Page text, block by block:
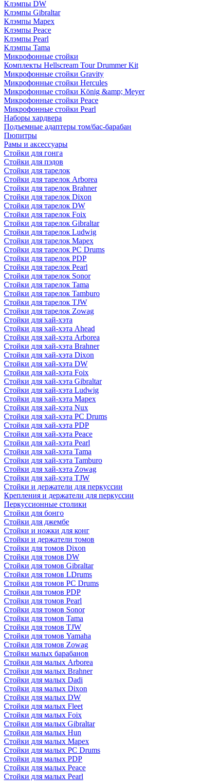
Клэмпы DW
Клэмпы Gibraltar
Клэмпы Mapex
Клэмпы Peace
Клэмпы Pearl
Клэмпы Tama
Микрофонные стойки
Комплекты Hellscream Tour Drummer Kit
Микрофонные стойки Gravity
Микрофонные стойки Hercules
Микрофонные стойки König &amp; Meyer
Микрофонные стойки Peace
Микрофонные стойки Pearl
Наборы хардвера
Подъемные адаптеры том/бас-барабан
Пюпитры
Рамы и аксессуары
Стойки для гонга
Стойки для пэдов
Стойки для тарелок
Стойки для тарелок Arborea
Стойки для тарелок Brahner
Стойки для тарелок Dixon
Стойки для тарелок DW
Стойки для тарелок Foix
Стойки для тарелок Gibraltar
Стойки для тарелок Ludwig
Стойки для тарелок Mapex
Стойки для тарелок PC Drums
Стойки для тарелок PDP
Стойки для тарелок Pearl
Стойки для тарелок Sonor
Стойки для тарелок Tama
Стойки для тарелок Tamburo
Стойки для тарелок TJW
Стойки для тарелок Zowag
Стойки для хай-хэта
Стойки для хай-хэта Ahead
Стойки для хай-хэта Arborea
Стойки для хай-хэта Brahner
Стойки для хай-хэта Dixon
Стойки для хай-хэта DW
Стойки для хай-хэта Foix
Стойки для хай-хэта Gibraltar
Стойки для хай-хэта Ludwig
Стойки для хай-хэта Mapex
Стойки для хай-хэта Nux
Стойки для хай-хэта PC Drums
Стойки для хай-хэта PDP
Стойки для хай-хэта Peace
Стойки для хай-хэта Pearl
Стойки для хай-хэта Tama
Стойки для хай-хэта Tamburo
Стойки для хай-хэта Zowag
Стойки для хай-хэта TJW
Стойки и держатели для перкуссии
Крепления и держатели для перкуссии
Перкуссионные столики
Стойки для бонго
Стойки для джембе
Стойки и ножки для конг
Стойки и держатели томов
Стойки для томов Dixon
Стойки для томов DW
Стойки для томов Gibraltar
Стойки для томов LDrums
Стойки для томов PC Drums
Стойки для томов PDP
Стойки для томов Pearl
Стойки для томов Sonor
Стойки для томов Tama
Стойки для томов TJW
Стойки для томов Yamaha
Стойки для томов Zowag
Стойки малых барабанов
Стойки для малых Arborea
Стойки для малых Brahner
Стойки для малых Dadi
Стойки для малых Dixon
Стойки для малых DW
Стойки для малых Fleet
Стойки для малых Foix
Стойки для малых Gibraltar
Стойки для малых Hun
Стойки для малых Mapex
Стойки для малых PC Drums
Стойки для малых PDP
Стойки для малых Peace
Стойки для малых Pearl